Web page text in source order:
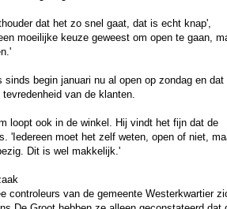
dat het zo snel gaat, dat is echt knap',
moeilijke keuze geweest om open te gaan,
sinds begin januari nu al open op zondag en dat
van de klanten.
loopt ook in de winkel. Hij vindt het fijn dat de
'Iedereen moet het zelf weten, open of niet,
Dit is wel makkelijk.'
controleurs van de gemeente Westerkwartier